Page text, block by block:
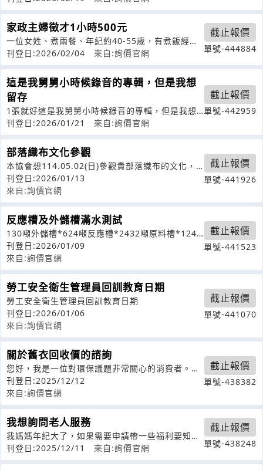
家政主婦徵才1小時500元
一位女姓、煮兩餐、年紀約40-55歲，有煮飯經
驗，要乾淨
刊登日:2026/02/04 來自:詢價官網
截止報價
單號-444884
這是我舅舅小時候錄音的專輯，但是我想
留存
1張就好這是我舅舅小時候錄音的專輯，但是我想
留存
刊登日:2026/01/21 來自:詢價官網
截止報價
單號-442959
部落織布文化參觀
本協會想114.05.02(日)參觀貴部落織布的文化，
預計30位。
刊登日:2026/01/13
來自:詢價官網
截止報價
單號-441926
反應槽及外儲槽滿水測試
130噸外儲槽*624噸反應槽*2432噸原料槽*1241
噸原料槽*50地點：桃
刊登日:2026/01/09
來自:詢價官網
截止報價
單號-441523
勞工安全衛生管理員回訓教育日期
勞工安全衛生管理員回訓教育日期
刊登日:2026/01/06
來自:詢價官網
截止報價
單號-441070
關於舊衣回收價的諮詢
您好，我是一位對環保議題非常關心的消費者。我
想了解貴公司的舊衣回收價政策，請問您
刊登日:2025/12/12
來自:詢價官網
截止報價
單號-438382
我想詢問老人服務
我媽媽年紀大了，如果需要申請帶一些福利要知道
如何申請？我需要這些諮詢
刊登日:2025/12/11 來自:詢價官網
截止報價
單號-438248